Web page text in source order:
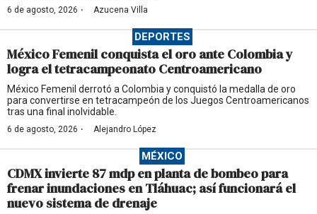
6 de agosto, 2026 · Azucena Villa
DEPORTES
México Femenil conquista el oro ante Colombia y
logra el tetracampeonato Centroamericano
México Femenil derrotó a Colombia y conquistó la medalla de oro
para convertirse en tetracampeón de los Juegos Centroamericanos
tras una final inolvidable.
6 de agosto, 2026 · Alejandro López
MÉXICO
CDMX invierte 87 mdp en planta de bombeo para
frenar inundaciones en Tláhuac; así funcionará el
nuevo sistema de drenaje